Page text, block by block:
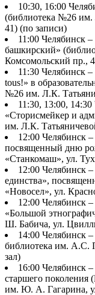
10:30, 16:00
(библиотека №26 им.
41) (по записи)
11:00 Челябинск
башкирский»
Комсомольский пр.,
11:30 Челябинск
tous!» в
№26 им. Л.К.
11:30, 13:00,
«Сторисмейкер и
им. Л.К.
12:00 Челябинск
посвященный дню
«Станкомаш», ул.
12:00 Челябинск
единства»,
«Новосел», ул.
12:00 Челябинск –
«Большой
Ш. Бабича, ул.
14:00 Челябинск
библиотека им.
зал)
16:00 Челябинск
старшего поколения
им. Ю. А. Гагарина,